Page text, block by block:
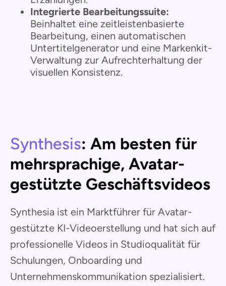
Integrierte Bearbeitungssuite:
Beinhaltet eine zeitleistenbasierte
Bearbeitung, einen automatischen
Untertitelgenerator und eine Markenkit-
Verwaltung zur Aufrechterhaltung der
visuellen Konsistenz.
Synthesis: Am besten für
mehrsprachige, Avatar-
gestützte Geschäftsvideos
Synthesia ist ein Marktführer für Avatar-
gestützte KI-Videoerstellung und hat sich auf
professionelle Videos in Studioqualität für
Schulungen, Onboarding und
Unternehmenskommunikation spezialisiert.